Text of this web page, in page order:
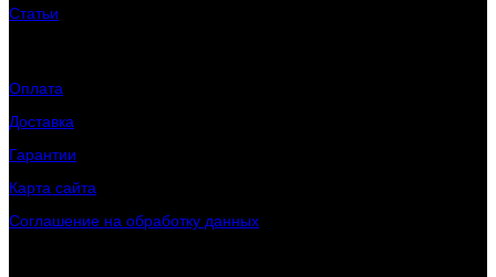
Статьи
Оплата
Доставка
Гарантии
Карта сайта
Соглашение на обработку данных